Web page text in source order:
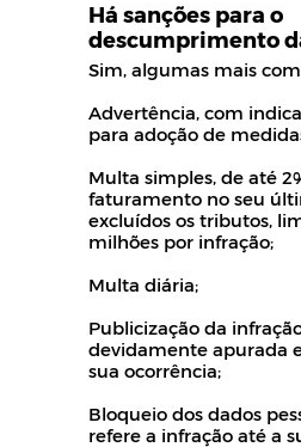
Há sanções para o
descumprimento
Sim, algumas mais
Advertência, com
para adoção de
Multa simples, de até
faturamento no seu
excluídos os tributos,
milhões por infração;
Multa diária;
Publicização da
devidamente apurada
sua ocorrência;
Bloqueio dos dados
refere a infração até a